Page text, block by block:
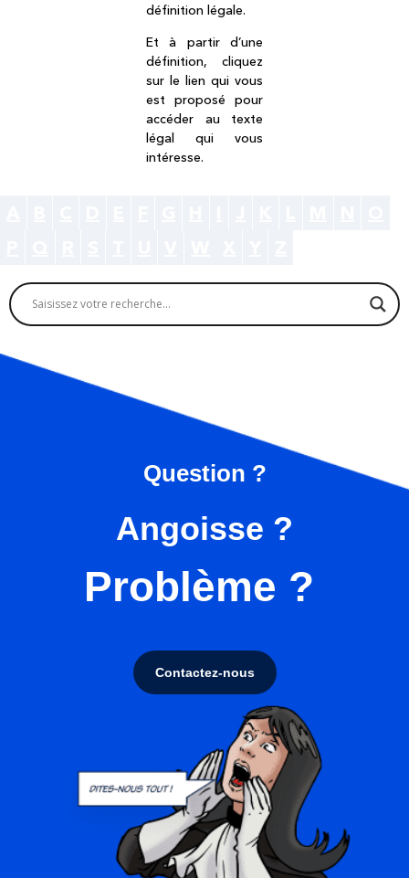
définition légale.
Et à partir d’une
définition, cliquez
sur le lien qui vous
est proposé pour
accéder au texte
légal qui vous
intéresse.
Question ?
Angoisse ?
Problème ?
Contactez-nous